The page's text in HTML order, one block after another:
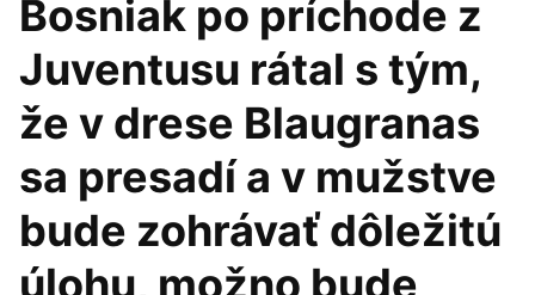
Bosniak po príchode z
Juventusu rátal s tým,
že v drese Blaugranas
sa presadí a v mužstve
bude zohrávať dôležitú
úlohu, možno bude